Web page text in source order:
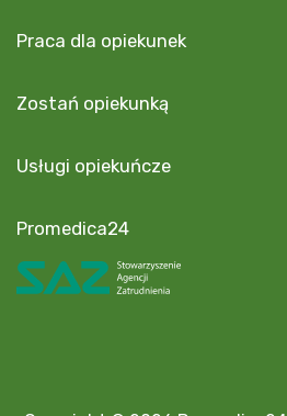
Praca dla opiekunek
Zostań opiekunką
Usługi opiekuńcze
Promedica24